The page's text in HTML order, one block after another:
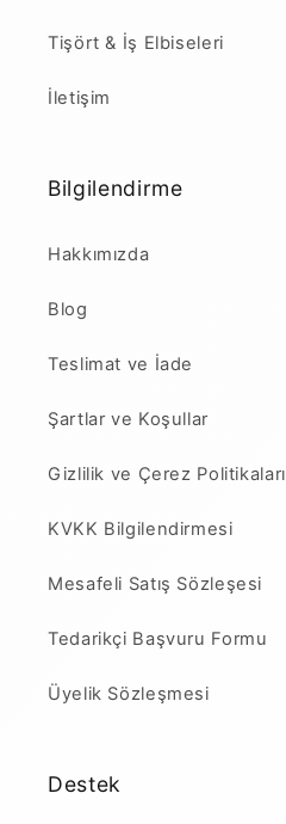
Tişört & İş Elbiseleri
İletişim
Bilgilendirme
Hakkımızda
Blog
Teslimat ve İade
Şartlar ve Koşullar
Gizlilik ve Çerez Politikaları
KVKK Bilgilendirmesi
Mesafeli Satış Sözleşesi
Tedarikçi Başvuru Formu
Üyelik Sözleşmesi
Destek